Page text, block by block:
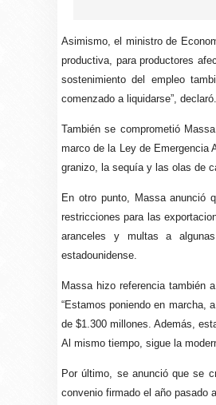
Asimismo, el ministro de
productiva, para productores
sostenimiento del empleo
comenzado a liquidarse”, declaró.
También se comprometió
marco de la Ley de Emergencia
granizo, la sequía y las olas de
En otro punto, Massa anunció
restricciones para las
aranceles y multas a
estadounidense.
Massa hizo referencia también
“Estamos poniendo en marcha,
de $1.300 millones. Además,
Al mismo tiempo, sigue la
Por último, se anunció que se
convenio firmado el año pasado